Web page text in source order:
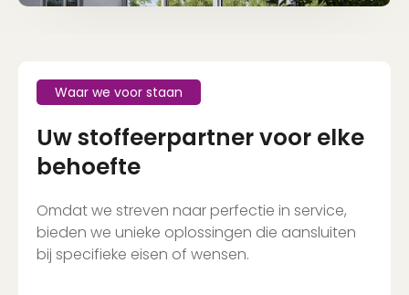
Waar we voor staan
Uw stoffeerpartner voor elke
behoefte
Omdat we streven naar perfectie in service,
bieden we unieke oplossingen die aansluiten
bij specifieke eisen of wensen.